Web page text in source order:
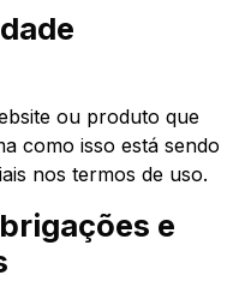
ou produto que
como isso está sendo
nos termos de uso.
e